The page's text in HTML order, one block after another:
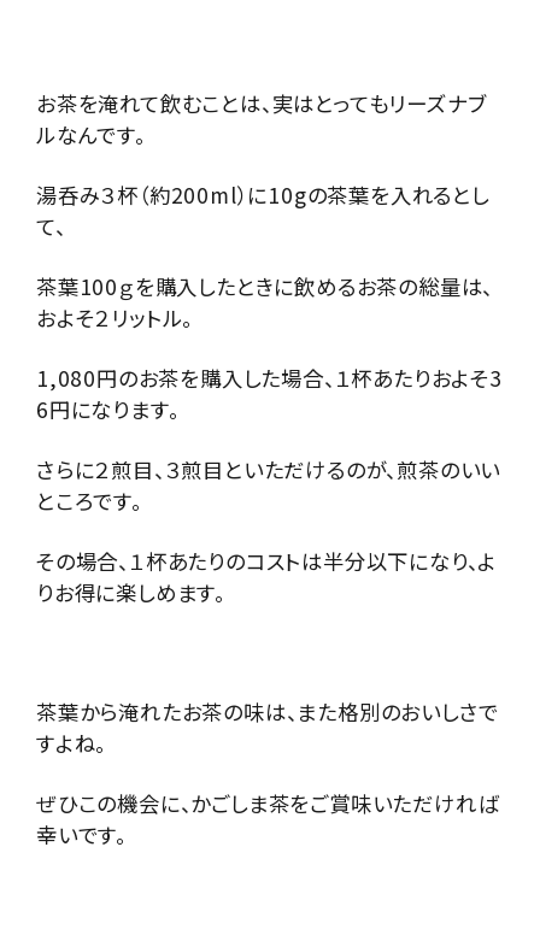
お茶を淹れて飲むことは、実はとってもリーズナブ
ルなんです。
湯呑み３杯（約200ml）に10gの茶葉を入れるとし
て、
茶葉100ｇを購入したときに飲めるお茶の総量は、
およそ２リットル。
1,080円のお茶を購入した場合、１杯あたりおよそ3
6円になります。
さらに２煎目、３煎目といただけるのが、煎茶のいい
ところです。
その場合、１杯あたりのコストは半分以下になり、よ
りお得に楽しめます。
茶葉から淹れたお茶の味は、また格別のおいしさで
すよね。
ぜひこの機会に、かごしま茶をご賞味いただければ
幸いです。